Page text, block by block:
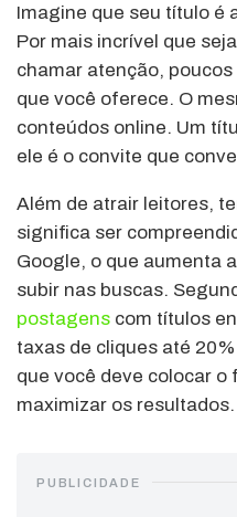
Imagine que seu título é
Por mais incrível que
chamar atenção,
que você oferece. O
conteúdos online. Um
ele é o convite que
Além de atrair leitores,
significa ser
Google, o que aumenta
subir nas buscas.
postagens com títulos
taxas de cliques até
que você deve colocar o
maximizar os resultados.
PUBLICIDADE